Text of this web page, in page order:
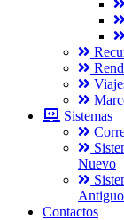
Sistemas
Nuevo
Contactos